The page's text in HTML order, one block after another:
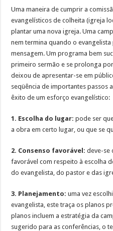
Uma maneira de cumprir a
evangelísticos de colheita (igreja
plantar uma nova igreja. Uma
nem termina quando o
mensagem. Um programa bem
primeiro sermão e se prolonga
deixou de apresentar-se em
seqüência de importantes passos
êxito de um esforço evangelístico:
1. Escolha do lugar: pode ser
a obra em certo lugar, ou que se
2. Consenso favorável: deve-se
favorável com respeito à escolha
do evangelista, do pastor e das
3. Planejamento: uma vez
evangelista, este traça os planos
planos incluem a estratégia da
sugerido para as conferências, o